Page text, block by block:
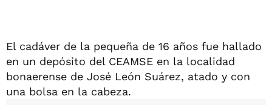
El cadáver de la pequeña de 16 años fue hallado
en un depósito del CEAMSE en la localidad
bonaerense de José León Suárez, atado y con
una bolsa en la cabeza.